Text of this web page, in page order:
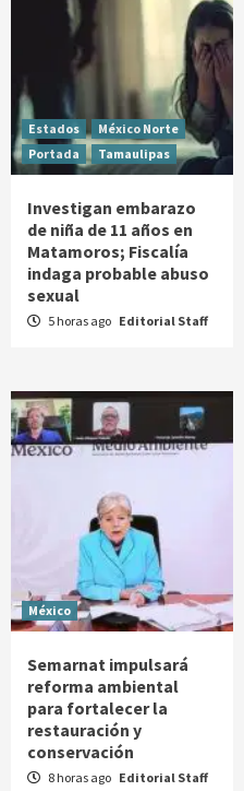
Estados
México Norte
Portada
Tamaulipas
Investigan embarazo
de niña de 11 años en
Matamoros; Fiscalía
indaga probable abuso
sexual
5 horas ago Editorial Staff
México
Semarnat impulsará
reforma ambiental
para fortalecer la
restauración y
conservación
8 horas ago Editorial Staff